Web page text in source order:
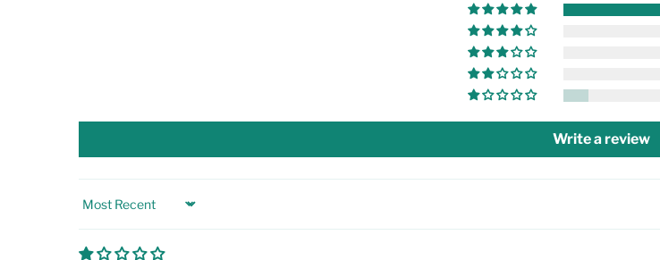
Write a review
Sort by